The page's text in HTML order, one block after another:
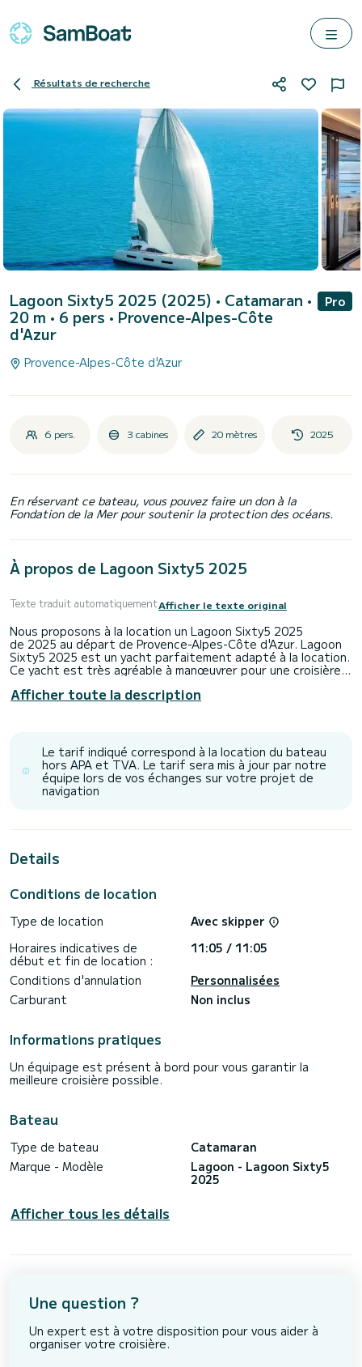
Résultats de recherche
Lagoon Sixty5 2025 (2025) • Catamaran •
20 m • 6 pers • Provence-Alpes-Côte
d'Azur
Pro
Provence-Alpes-Côte d'Azur
6 pers. 3 cabines 20 mètres 2025
En réservant ce bateau, vous pouvez faire un don à la
Fondation de la Mer pour soutenir la protection des océans.
À propos de Lagoon Sixty5 2025
Texte traduit automatiquementAfficher le texte original
Nous proposons à la location un Lagoon Sixty5 2025
de 2025 au départ de Provence-Alpes-Côte d'Azur. Lagoon
Sixty5 2025 est un yacht parfaitement adapté à la location.
Ce yacht est très agréable à manœuvrer pour une croisière
Le bateau dispose de 3 cabines tout confort et une
des vacances extraordinaires sur l'eau dans les environs
de Provence-Alpes-Côte d'Azur
Ce Lagoon Sixty5 2025 est pourvu de 3 toilettes avec
douche.
Dessalinisateur, Barbecue, Climatisation.
directement via la plateforme, nous reviendrons vers vous
Afficher toute la description
Le tarif indiqué correspond à la location du bateau
hors APA et TVA. Le tarif sera mis à jour par notre
équipe lors de vos échanges sur votre projet de
navigation
Details
Conditions de location
Type de location
Avec skipper
Horaires indicatives de
début et fin de location :
11:05 / 11:05
Conditions d'annulation
Personnalisées
Carburant
Non inclus
Informations pratiques
Un équipage est présent à bord pour vous garantir la
meilleure croisière possible.
Bateau
Type de bateau
Catamaran
Marque - Modèle
Lagoon - Lagoon Sixty5
2025
Afficher tous les détails
Une question ?
Un expert est à votre disposition pour vous aider à
organiser votre croisière.